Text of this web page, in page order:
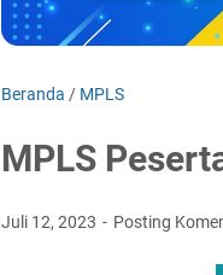
Beranda / MPLS
MPLS
Juli 12, 2023 Posting